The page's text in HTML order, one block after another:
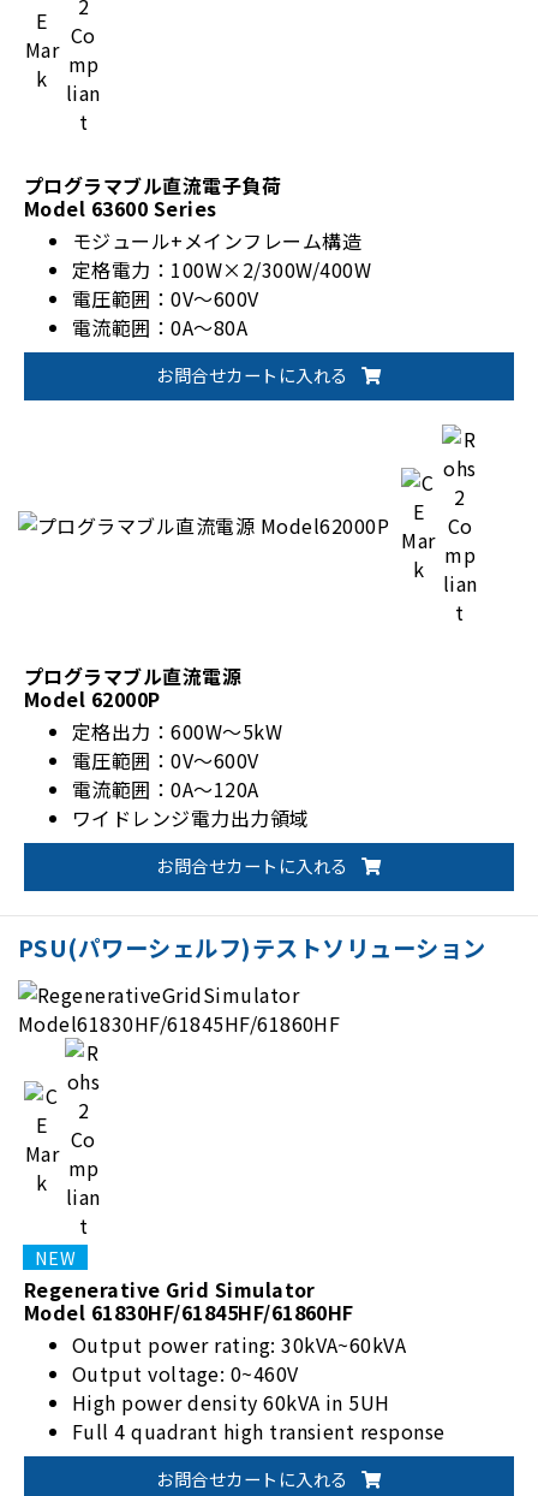
プログラマブル直流電子負荷
Model 63600 Series
モジュール+メインフレーム構造
定格電力：100W×2/300W/400W
電圧範囲：0V～600V
電流範囲：0A～80A
CZ(定インピーダンス)モード
CC/CV/CPモードお問合せカートに入れる
プログラマブル直流電源
Model 62000P
定格出力：600W～5kW
電圧範囲：0V～600V
電流範囲：0A～120A
ワイドレンジ電力出力領域
マスタースレーブ運転（直列5台または並列5台）
お問合せカートに入れる
PSU(パワーシェルフ)テストソリューション
Regenerative Grid Simulator
Model 61830HF/61845HF/61860HF
Output power rating: 30kVA~60kVA
Output voltage: 0~460V
High power density 60kVA in 5UH
Full 4 quadrant high transient response
お問合せカートに入れる